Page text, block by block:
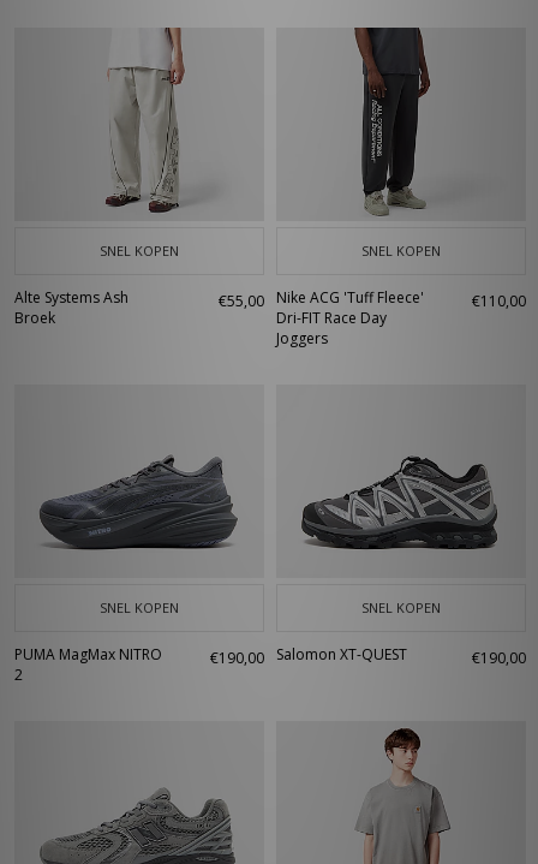
SNEL KOPEN
Alte Systems Ash
Broek
€55,00
SNEL KOPEN
Nike ACG 'Tuff Fleece'
Dri-FIT Race Day
Joggers
€110,00
SNEL KOPEN
PUMA MagMax NITRO
2
€190,00
SNEL KOPEN
Salomon XT-QUEST €190,00